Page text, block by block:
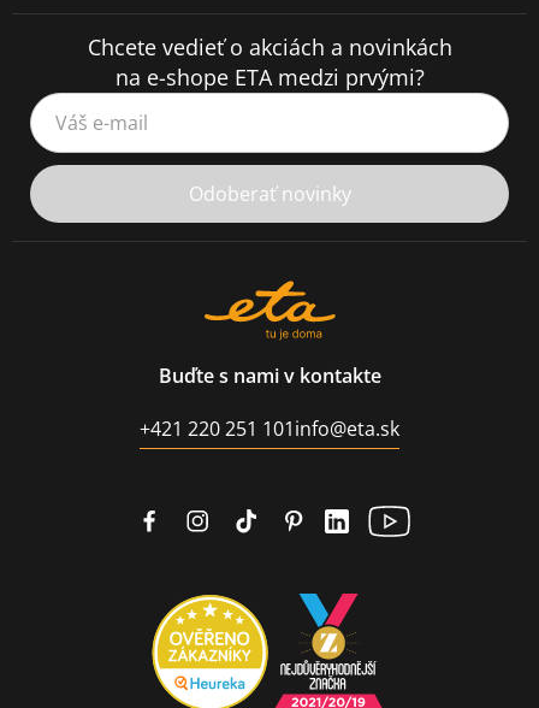
Chcete vedieť o akciách a novinkách
na e-shope ETA medzi prvými?
Váš e-mail
Odoberať novinky
Buďte s nami v kontakte
+421 220 251 101info@eta.sk